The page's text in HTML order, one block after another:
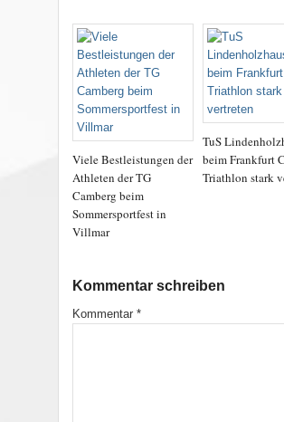
Viele Bestleistungen der
Athleten der TG
Camberg beim
Sommersportfest in
Villmar
TuS
beim Frankfurt
Triathlon stark
Kommentar schreiben
Kommentar *